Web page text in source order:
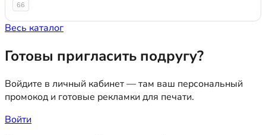
66
Весь каталог
Готовы пригласить подругу?
Войдите в личный кабинет — там ваш персональный
промокод и готовые рекламки для печати.
Войти